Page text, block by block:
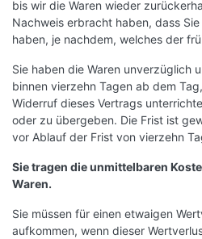
bis wir die Waren wieder
Nachweis erbracht haben, dass
haben, je nachdem, welches der
Sie haben die Waren unverzüglich
binnen vierzehn Tagen ab dem
Widerruf dieses Vertrags
oder zu übergeben. Die Frist ist
vor Ablauf der Frist von vierzehn
Sie tragen die unmittelbaren
Waren.
Sie müssen für einen etwaigen
aufkommen, wenn dieser